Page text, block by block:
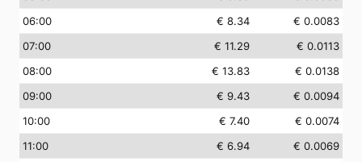
06:00 € 8.34
€ 0.0083
07:00 € 11.29
€ 0.0113
08:00 € 13.83
€ 0.0138
09:00 € 9.43
€ 0.0094
10:00 € 7.40
€ 0.0074
11:00 € 6.94
€ 0.0069